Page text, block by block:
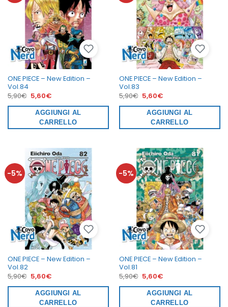
ONE PIECE – New Edition –
Vol.84
5,90€ Il
prezzo
originale
era:
5,90€.
5,60€Il
prezzo
attuale
è:
5,60€.
AGGIUNGI AL
CARRELLO
ONE PIECE – New Edition –
Vol.83
5,90€ Il
prezzo
originale
era:
5,90€.
5,60€Il
prezzo
attuale
è:
5,60€.
AGGIUNGI AL
CARRELLO
-5%
ONE PIECE – New Edition –
Vol.82
5,90€ Il
prezzo
originale
era:
5,90€.
5,60€Il
prezzo
attuale
è:
5,60€.
AGGIUNGI AL
CARRELLO
-5%
ONE PIECE – New Edition –
Vol.81
5,90€ Il
prezzo
originale
era:
5,90€.
5,60€Il
prezzo
attuale
è:
5,60€.
AGGIUNGI AL
CARRELLO